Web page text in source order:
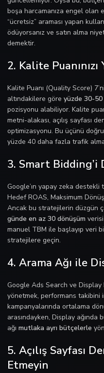
boşa harcamanıza engel olan
“ücretsiz” araması yapan
ödüyorsanız ve satın alma
demektir.
2. Kalite
Kalite Puanı (Quality Score)
altındakilere göre yüzde 30-
pozisyonu alabiliyor. Kalite
metni-alakası, açılış sayfası
optimizasyonu. Bu üçünü doğru
yüzde 40 daha fazla trafik
3. Smart Bidding’i
Google’ın yapay zeka
Hedef ROAS, Maksimum
Ancak bu stratejilerin düzgün
günde en az 30 dönüşüm
manuel TBM ile başlayıp veri
stratejilere geçin.
4. Arama Ağı ile
Google Ads Search ve Display
yönetmek, performans takibini
kampanyalarında ortalama
arasındayken, Display ağında
ağı mutlaka ayrı bütçelerle
5. Açılış Sayfası
Etmeyin